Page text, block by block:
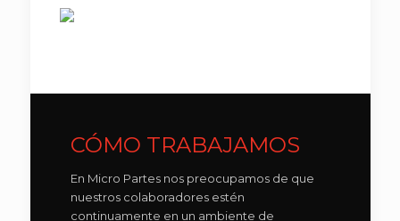
CÓMO TRABAJAMOS
En Micro Partes nos preocupamos de que
nuestros colaboradores estén
continuamente en un ambiente de